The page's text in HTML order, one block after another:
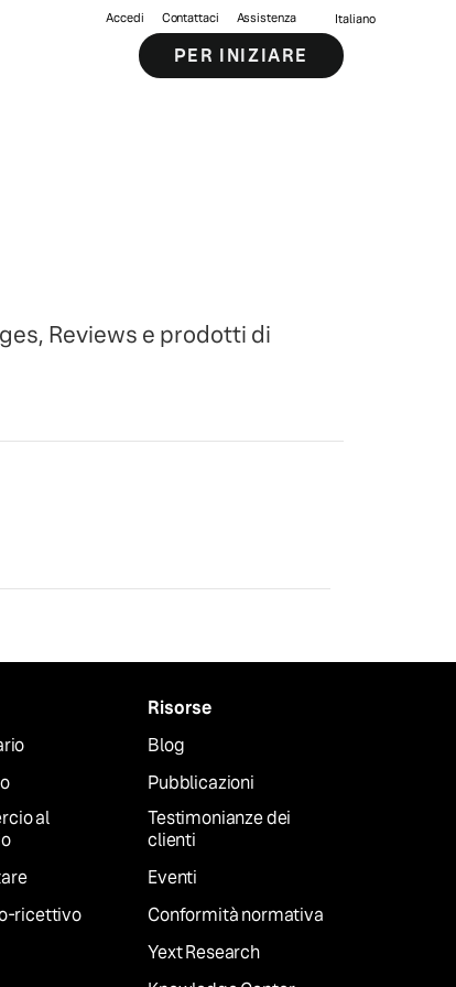
Accedi Contattaci Assistenza Italiano
PER INIZIARE
Reviews e prodotti di
al
ricettivo
Risorse
Blog
Pubblicazioni
Testimonianze dei
clienti
Eventi
Conformità normativa
Yext Research